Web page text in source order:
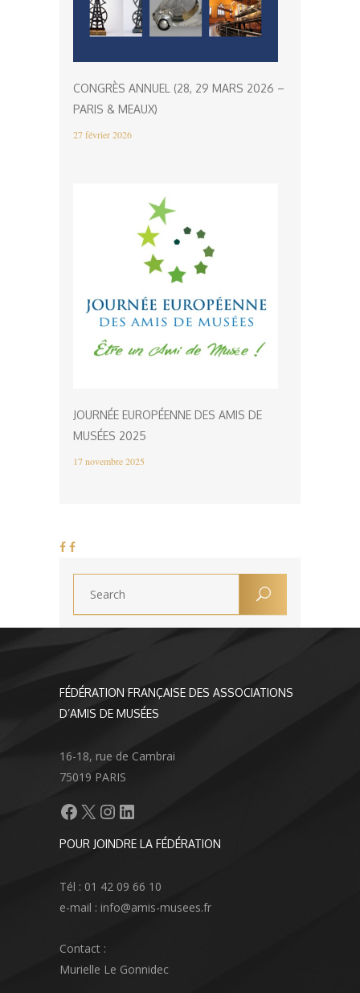
CONGRÈS ANNUEL (28, 29 MARS 2026 –
PARIS & MEAUX)
27 février 2026
JOURNÉE EUROPÉENNE DES AMIS DE
MUSÉES 2025
17 novembre 2025
FÉDÉRATION FRANÇAISE DES ASSOCIATIONS
D’AMIS DE MUSÉES
16-18, rue de Cambrai
75019 PARIS
Facebook
X Instagram
LinkedIn
POUR JOINDRE LA FÉDÉRATION
Tél : 01 42 09 66 10
e-mail : info@amis-musees.fr
Contact :
Murielle Le Gonnidec